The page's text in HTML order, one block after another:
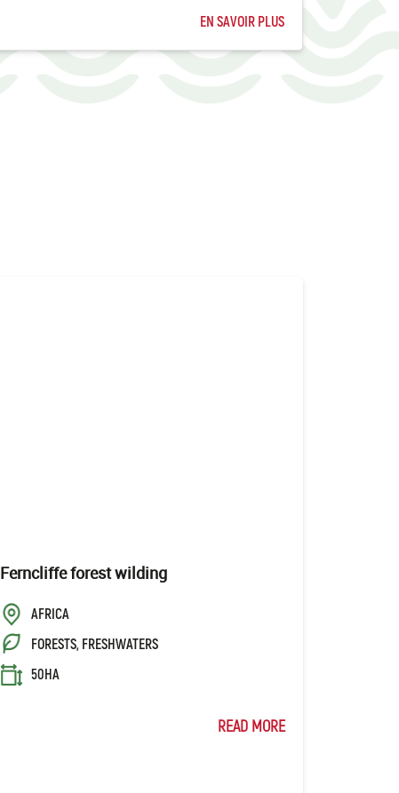
EN SAVOIR PLUS
Ferncliffe forest wilding
AFRICA
FORESTS, FRESHWATERS
50HA
READ MORE